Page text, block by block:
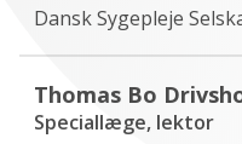
Dansk Sygepleje
Thomas Bo
Speciallæge, lektor